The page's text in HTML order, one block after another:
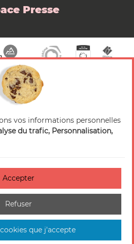
Presse
Tourisme — Tous droits
réservés
Crédits
: non-conforme
des cookies
du site
France par
vos informations personnelles
du trafic, Personnalisation,
Accepter
Refuser
que j'accepte